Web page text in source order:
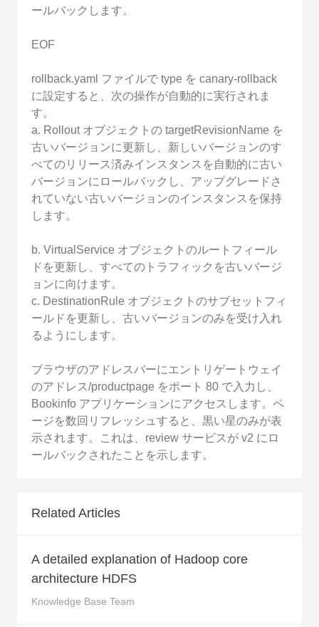
ールバックします。
EOF
rollback.yaml ファイルで type を canary-rollback
に設定すると、次の操作が自動的に実行されま
す。
a. Rollout オブジェクトの targetRevisionName を
古いバージョンに更新し、新しいバージョンのす
べてのリリース済みインスタンスを自動的に古い
バージョンにロールバックし、アップグレードさ
れていない古いバージョンのインスタンスを保持
します。
b. VirtualService オブジェクトのルートフィール
ドを更新し、すべてのトラフィックを古いバージ
ョンに向けます。
c. DestinationRule オブジェクトのサブセットフィ
ールドを更新し、古いバージョンのみを受け入れ
るようにします。
ブラウザのアドレスバーにエントリゲートウェイ
のアドレス/productpage をポート 80 で入力し、
Bookinfo アプリケーションにアクセスします。ペ
ージを数回リフレッシュすると、黒い星のみが表
示されます。これは、review サービスが v2 にロ
ールバックされたことを示します。
Related Articles
A detailed explanation of Hadoop core
architecture HDFS
Knowledge Base Team